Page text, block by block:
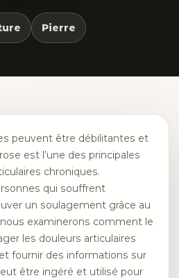
Pierre
peuvent être débilitantes et
est l’une des principales
chroniques.
qui souffrent
un soulagement grâce au
examinerons comment le
les douleurs articulaires
fournir des informations sur
être ingéré et utilisé pour